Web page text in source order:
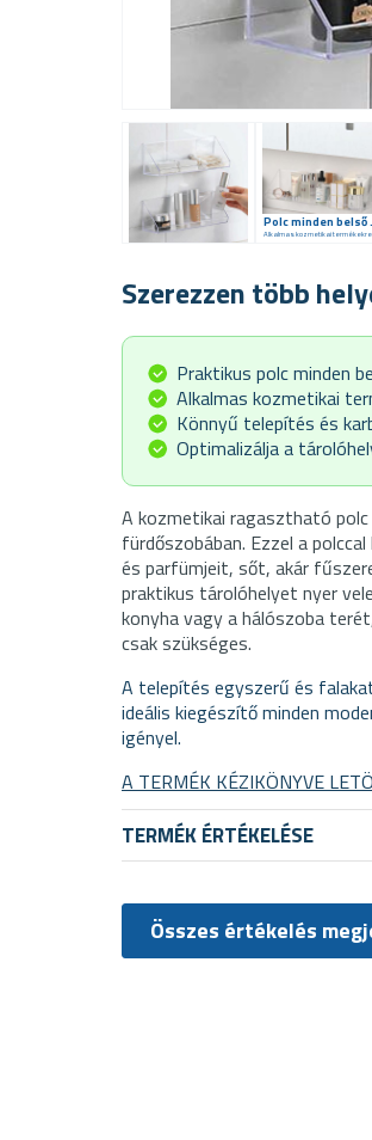
Polc
Szerezzen több
Praktikus polc minden
Alkalmas kozmetikai
Könnyű telepítés és
Optimalizálja a
A kozmetikai ragasztható
fürdőszobában. Ezzel a
és parfümjeit, sőt, akár
praktikus tárolóhelyet nyer
konyha vagy a hálószoba
csak szükséges.
A telepítés egyszerű és
ideális kiegészítő minden
igényel.
A TERMÉK KÉZIKÖNYVE
TERMÉK ÉRTÉKELÉSE
Összes értékelés